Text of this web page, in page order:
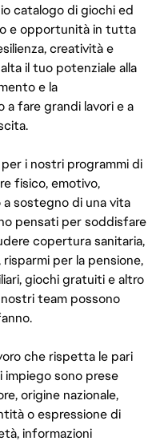
catalogo di giochi ed
e opportunità in tutta
creatività e
il tuo potenziale alla
e la
a fare grandi lavori e a
i nostri programmi di
fisico, emotivo,
sostegno di una vita
pensati per soddisfare
copertura sanitaria,
per la pensione,
giochi gratuiti e altro
team possono
che rispetta le pari
sono prese
origine nazionale,
o espressione di
informazioni